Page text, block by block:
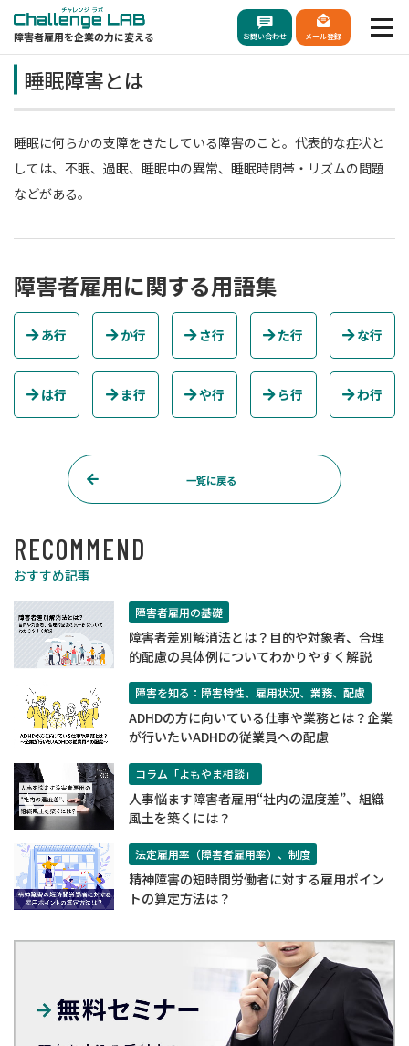
障害者雇用を企業の力に変える お問い合わせ メール登録
睡眠障害とは
睡眠に何らかの支障をきたしている障害のこと。代表的な症状と
しては、不眠、過眠、睡眠中の異常、睡眠時間帯・リズムの問題
などがある。
障害者雇用に関する用語集
あ行 か行 さ行 た行 な行
は行 ま行 や行 ら行 わ行
一覧に戻る
RECOMMEND
おすすめ記事
障害者雇用の基礎
障害者差別解消法とは？目的や対象者、合理
的配慮の具体例についてわかりやすく解説
障害を知る：障害特性、雇用状況、業務、配慮
ADHDの方に向いている仕事や業務とは？企業
が行いたいADHDの従業員への配慮
コラム「よもやま相談」
人事悩ます障害者雇用“社内の温度差”、組織
風土を築くには？
法定雇用率（障害者雇用率）、制度
精神障害の短時間労働者に対する雇用ポイン
トの算定方法は？